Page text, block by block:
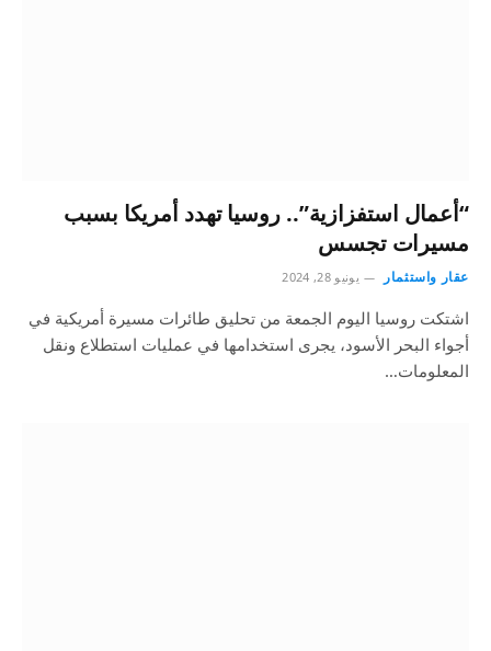
“أعمال استفزازية”.. روسيا تهدد أمريكا بسبب
مسيرات تجسس
عقار واستثمار يونيو 28, 2024
اشتكت روسيا اليوم الجمعة من تحليق طائرات مسيرة أمريكية في
أجواء البحر الأسود، يجرى استخدامها في عمليات استطلاع ونقل
المعلومات…